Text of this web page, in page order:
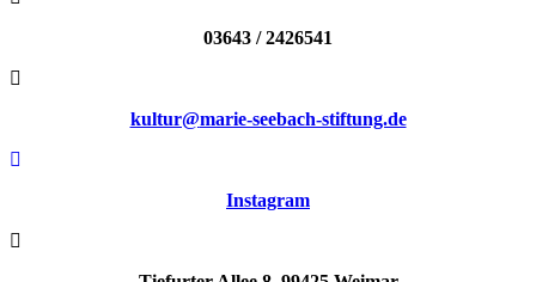
03643 / 2426541
kultur@marie-seebach-stiftung.de
Instagram